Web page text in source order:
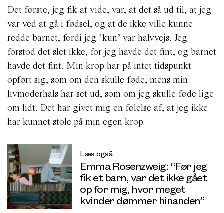
Det første, jeg fik at vide, var, at det så ud til, at jeg
var ved at gå i fødsel, og at de ikke ville kunne
redde barnet, fordi jeg ‘kun’ var halvvejs. Jeg
forstod det slet ikke, for jeg havde det fint, og barnet
havde det fint. Min krop har på intet tidspunkt
opført sig, som om den skulle føde, mens min
livmoderhals har set ud, som om jeg skulle føde lige
om lidt. Det har givet mig en følelse af, at jeg ikke
har kunnet stole på min egen krop.
Læs også
Emma Rosenzweig: “Før jeg
fik et barn, var det ikke gået
op for mig, hvor meget
kvinder dømmer hinanden”